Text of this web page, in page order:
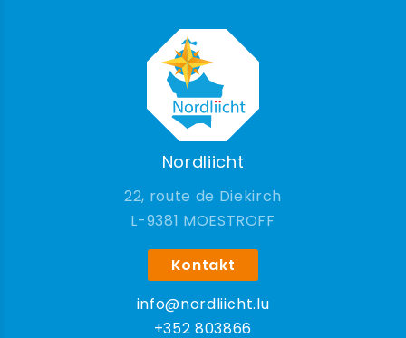
Nordliicht
22, route de Diekirch
9381 MOESTROFF
Kontakt
info@nordliicht.lu
+352 803866